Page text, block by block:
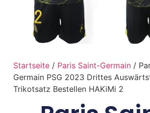
Startseite/ Paris Saint-Germain/
Germain PSG 2023 Drittes
Trikotsatz Bestellen HAKiMi 2